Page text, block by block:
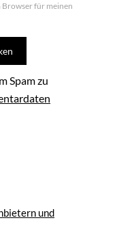
Browser für meinen
Spam zu
und